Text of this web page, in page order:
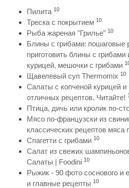
Пилита 10
Треска с покрытием 10
Рыба жареная "Грилье" 10
Блины с грибами: пошаговые
приготовить блины с
курицей, мешочки с грибами
Щавелевый суп Thermomix 10
Салаты с копченой курицей и
отличных рецептов. Читайте!
Птица, дичь или кролик по-
Мясо по-французски из
классических рецептов мяса
Спагетти с грибами 10
Салат из свежих
Салаты | Foodini 10
Рыжик - 90 фото соснового и
и главные рецепты 10